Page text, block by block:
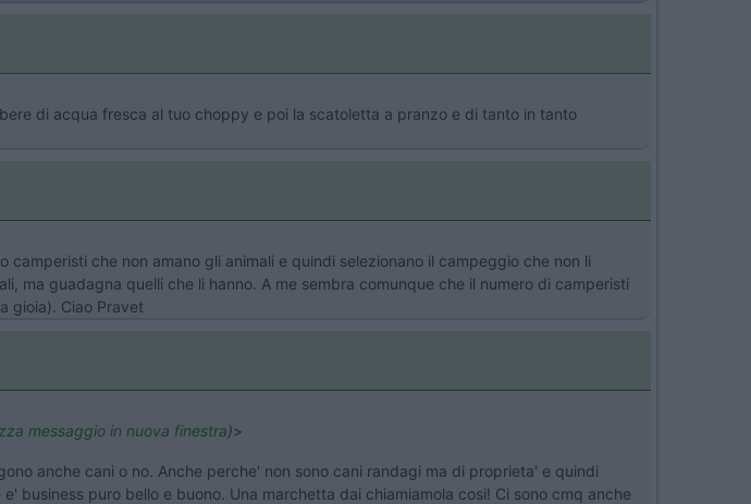
di acqua fresca al tuo choppy e poi la scatoletta a pranzo e di tanto in tanto
che non amano gli animali e quindi selezionano il campeggio che non li
ma guadagna quelli che li hanno. A me sembra comunque che il numero di camperisti
gioia). Ciao Pravet
messaggio in nuova finestra)>
anche cani o no. Anche perche' non sono cani randagi ma di proprieta' e quindi
business puro bello e buono. Una marchetta dai chiamiamola cosi! Ci sono cmq anche